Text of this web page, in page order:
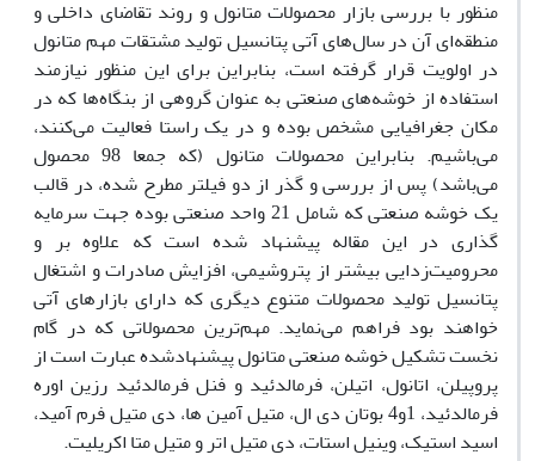
منظور با بررسی بازار محصولات متانول و روند تقاضای داخلی و
منطقه‌ای آن در سال‌های آتی پتانسیل تولید مشتقات مهم متانول
در اولویت قرار گرفته است، بنابراین برای این منظور نیازمند
استفاده از خوشه‌های صنعتی به عنوان گروهی از بنگاه‌ها که در
مکان جغرافیایی مشخص بوده و در یک راستا فعالیت می‌کنند،
می‌باشیم. بنابراین محصولات متانول (که جمعا 98 محصول
می‌باشد) پس از بررسی و گذر از دو فیلتر مطرح شده، در قالب
یک خوشه صنعتی که شامل 21 واحد صنعتی بوده جهت سرمایه
گذاری در این مقاله پیشنهاد شده است که علاوه بر و
محرومیت‌زدایی بیشتر از پتروشیمی، افزایش صادرات و اشتغال
پتانسیل تولید محصولات متنوع دیگری که دارای بازارهای آتی
خواهند بود فراهم می‌نماید. مهم‌ترین محصولاتی که در گام
نخست تشکیل خوشه صنعتی متانول پیشنهادشده عبارت است از
پروپیلن، اتانول، اتیلن، فرمالدئید و فنل فرمالدئید رزین اوره
فرمالدئید، 1و4 بوتان دی ال، متیل آمین ها، دی متیل فرم آمید،
اسید استیک، وینیل استات، دی متیل اتر و متیل متا اکریلیت.